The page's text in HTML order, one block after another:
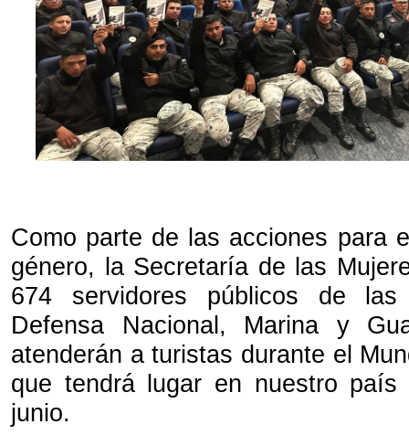
Como parte de las acciones para
género, la Secretaría de las
674 servidores públicos de
Defensa Nacional, Marina y
atenderán a turistas durante el
que tendrá lugar en nuestro
junio.